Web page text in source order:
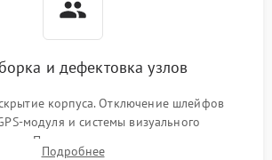
и дефектовка узлов
корпуса. Отключение шлейфов
модуля и системы визуального
Проверка полетного контроллера,
Подробнее